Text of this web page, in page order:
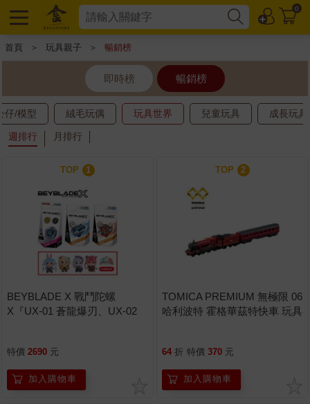
0
首頁 ＞ 玩具親子 ＞ 暢銷榜
即時榜 暢銷榜
仔/模型 絨毛玩偶 玩具世界 兒童玩具 成長玩具
週排行 月排行
TOP 1
BEYBLADE X 戰鬥陀螺
X『UX-01 蒼龍爆刃、UX-02
特價 2690 元
加入購物車
TOP 2
TOMICA PREMIUM 無極限 06
哈利波特 霍格華茲特快車 玩具
64 折 特價 370 元
加入購物車